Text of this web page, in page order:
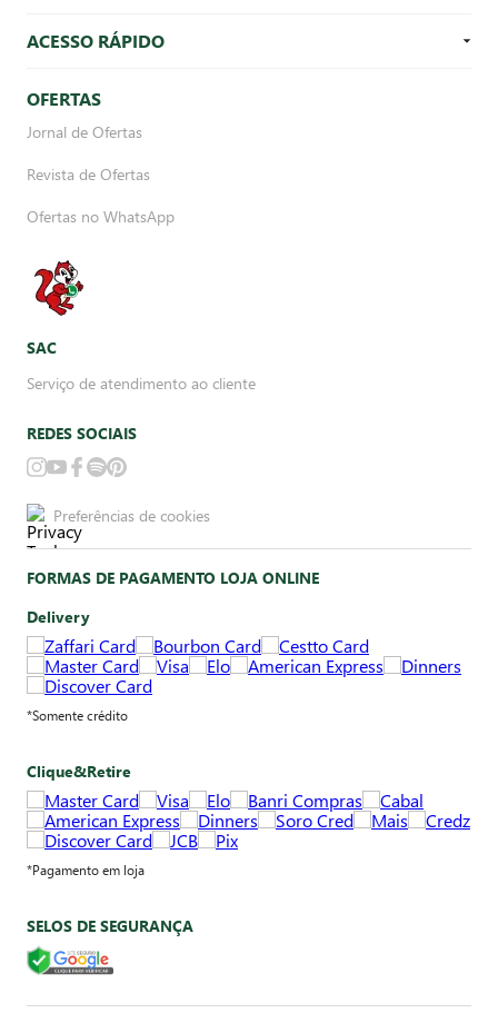
ACESSO RÁPIDO
OFERTAS
Jornal de Ofertas
Revista de Ofertas
Ofertas no WhatsApp
SAC
Serviço de atendimento ao cliente
REDES SOCIAIS
Preferências de cookies
FORMAS DE PAGAMENTO LOJA ONLINE
Delivery
*Somente crédito
Clique&Retire
*Pagamento em loja
SELOS DE SEGURANÇA